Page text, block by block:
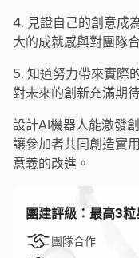
4. 見證自己的創意成
大的成就感與對團隊
5. 知道努力帶來實際
對未來的創新充滿期
設計AI機器人能激發
讓參加者共同創造實
意義的改進。
團建評級：最高3粒
團隊合作